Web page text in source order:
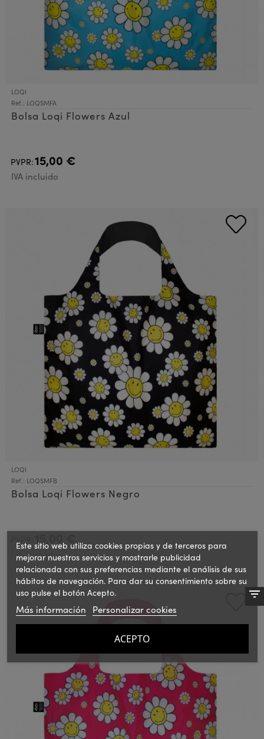
LOQI
Ref.: LOQSMFA
Bolsa Loqi Flowers Azul
PVPR:15,00 €
IVA incluido
LOQI
Ref.: LOQSMFB
Bolsa Loqi Flowers Negro
IVA incluido
Este sitio web utiliza cookies propias y de terceros para
mejorar nuestros servicios y mostrarle publicidad
relacionada con sus preferencias mediante el análisis de sus
hábitos de navegación. Para dar su consentimiento sobre su
uso pulse el botón Acepto.
Más información Personalizar cookies
ACEPTO